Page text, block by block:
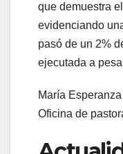
que demuestra
evidenciando
pasó de un 2%
ejecutada a
María
Oficina de